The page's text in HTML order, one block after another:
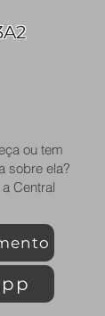
ou tem
sobre ela?
Central